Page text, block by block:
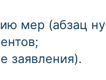
мер (абзац
заявления).